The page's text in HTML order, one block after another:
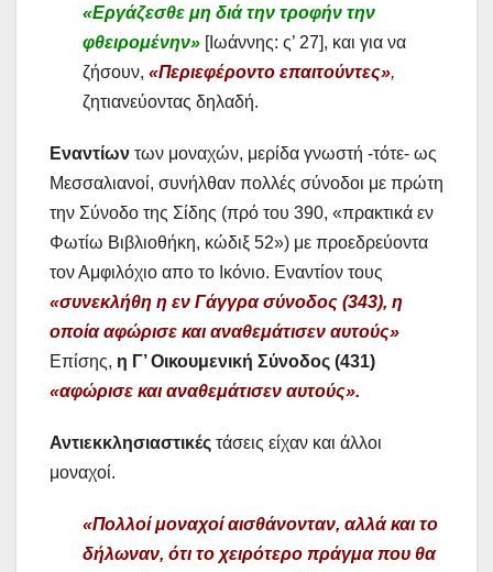
«Εργάζεσθε μη διά την τροφήν την
φθειρομένην» [Ιωάννης: ς’ 27], και για να
ζήσουν, «Περιεφέροντο επαιτούντες»,
ζητιανεύοντας δηλαδή.
Εναντίων των μοναχών, μερίδα γνωστή -τότε- ως
Μεσσαλιανοί, συνήλθαν πολλές σύνοδοι με πρώτη
την Σύνοδο της Σίδης (πρό του 390, «πρακτικά εν
Φωτίω Βιβλιοθήκη, κώδιξ 52») με προεδρεύοντα
τον Αμφιλόχιο απο το Ικόνιο. Εναντίον τους
«συνεκλήθη η εν Γάγγρα σύνοδος (343), η
οποία αφώρισε και αναθεμάτισεν αυτούς»
Επίσης, η Γ’ Οικουμενική Σύνοδος (431)
«αφώρισε και αναθεμάτισεν αυτούς».
Αντιεκκλησιαστικές τάσεις είχαν και άλλοι
μοναχοί.
«Πολλοί μοναχοί αισθάνονταν, αλλά και το
δήλωναν, ότι το χειρότερο πράγμα που θα